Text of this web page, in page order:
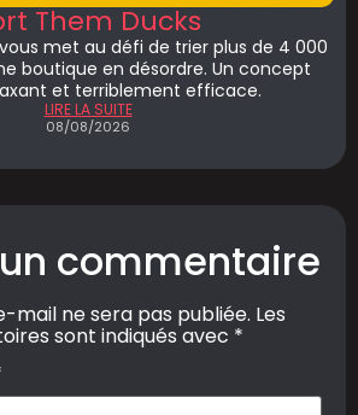
Them Ducks
met au défi de trier plus de 4 000
boutique en désordre. Un concept
et terriblement efficace.
LIRE LA SUITE
08/08/2026
commentaire
mail ne sera pas publiée. Les
sont indiqués avec *